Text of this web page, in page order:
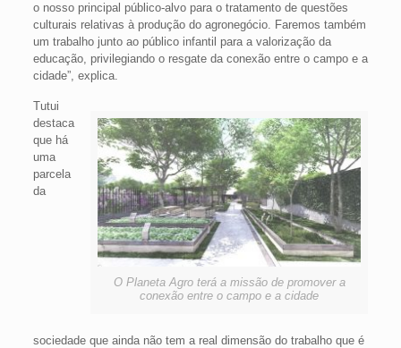
o nosso principal público-alvo para o tratamento de questões
culturais relativas à produção do agronegócio. Faremos também
um trabalho junto ao público infantil para a valorização da
educação, privilegiando o resgate da conexão entre o campo e a
cidade”, explica.
O Planeta Agro terá a missão de promover a
conexão entre o campo e a cidade
Tutui
destaca
que há
uma
parcela
da
sociedade que ainda não tem a real dimensão do trabalho que é